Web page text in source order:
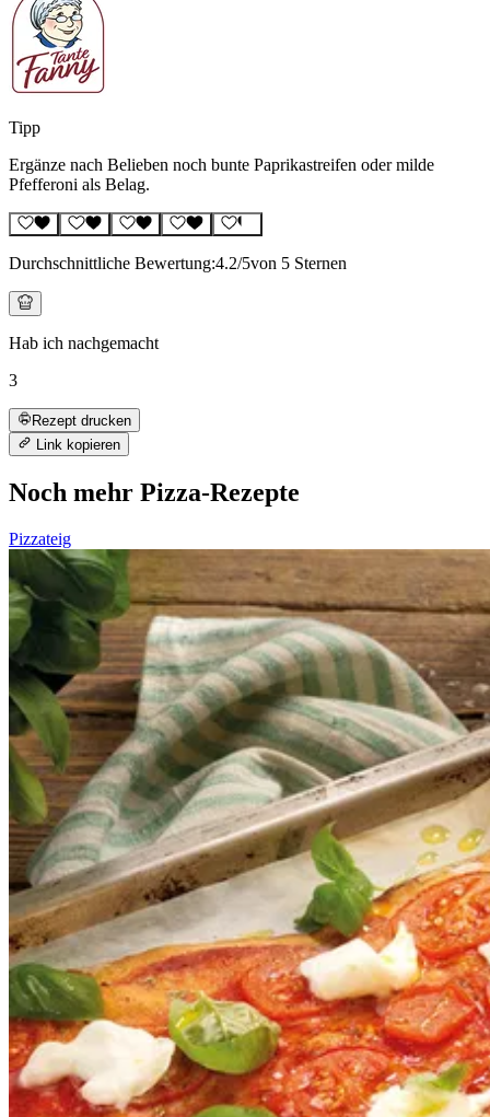
Tipp
Ergänze nach Belieben noch bunte Paprikastreifen oder milde
Pfefferoni als Belag.
Durchschnittliche Bewertung:4.2/5von 5 Sternen
Hab ich nachgemacht
3
Rezept drucken
Link kopieren
Noch mehr Pizza-Rezepte
Pizzateig